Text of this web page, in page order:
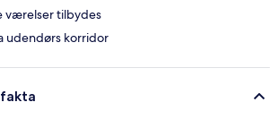
værelser tilbydes
udendørs korridor